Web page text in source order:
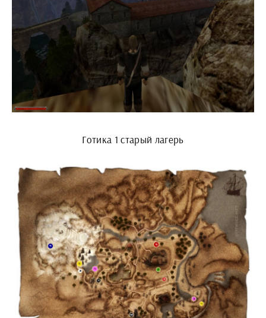
Готика 1 старый лагерь